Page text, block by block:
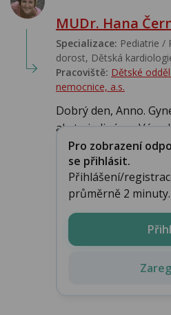
MUDr. Hana
Specializace: Pediatrie /
dorost, Dětská
Pracoviště: Dětské
nemocnice, a.s.
Dobrý den, Anno.
ale to jediné, co Vám
Pro zobrazení
se přihlásit.
Přihlášení/
průměrně 2 minuty.